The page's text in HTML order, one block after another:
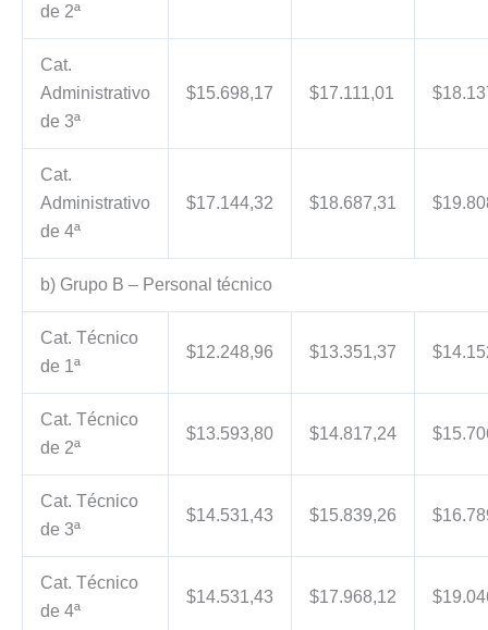
de 2ª
Cat.
Administrativo
de 3ª
$15.698,17 $17.111,01
Cat.
Administrativo
de 4ª
$17.144,32 $18.687,31
b) Grupo B – Personal técnico
Cat. Técnico
de 1ª
$12.248,96 $13.351,37
Cat. Técnico
de 2ª
$13.593,80 $14.817,24
Cat. Técnico
de 3ª
$14.531,43 $15.839,26
Cat. Técnico
de 4ª
$14.531,43 $17.968,12